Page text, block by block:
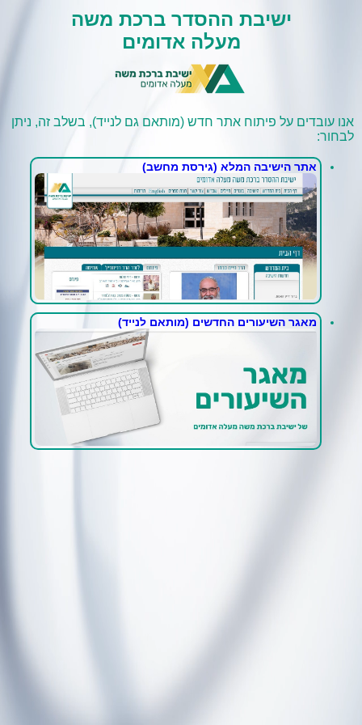
ישיבת ההסדר ברכת משה
מעלה אדומים
אנו עובדים על פיתוח אתר חדש (מותאם גם לנייד), בשלב זה, ניתן
לבחור:
אתר הישיבה המלא (גירסת מחשב)
מאגר השיעורים החדשים (מותאם לנייד)